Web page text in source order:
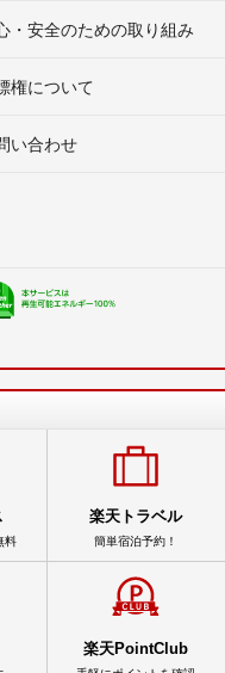
・安全のための取り組み
権について
い合わせ
料
楽天トラベル
簡単宿泊予約！
楽天PointClub